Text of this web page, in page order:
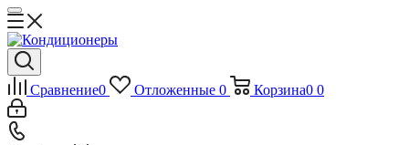
Сравнение0 Отложенные 0 Корзина0 0